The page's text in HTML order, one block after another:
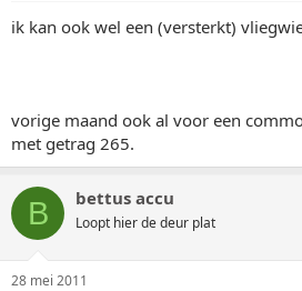
ik kan ook wel een (versterkt)
vorige maand ook al voor een
met getrag 265.
B bettus accu
Loopt hier de deur plat
28 mei 2011